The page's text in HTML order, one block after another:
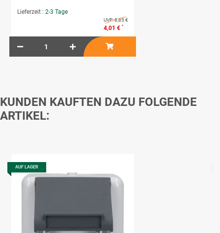
Lieferzeit : 2-3 Tage
UVP:8,85 €
4,01 € *
KUNDEN KAUFTEN DAZU FOLGENDE
ARTIKEL:
AUF LAGER